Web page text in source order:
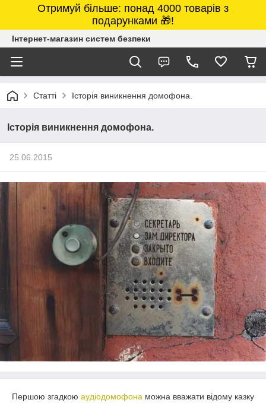
Отримуй більше: понад 4000 товарів з
подарунками 🎁!
Інтернет-магазин систем безпеки
Статті Історія виникнення домофона.
Історія виникнення домофона.
25.06.2015
Першою згадкою аудіодомофона можна вважати відому казку